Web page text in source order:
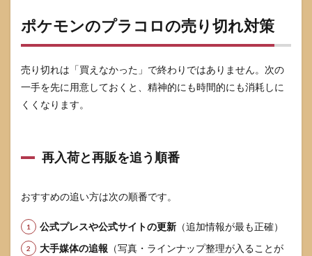
ポケモンのプラコロの売り切れ対策
売り切れは「買えなかった」で終わりではありません。次の
一手を先に用意しておくと、精神的にも時間的にも消耗しに
くくなります。
再入荷と再販を追う順番
おすすめの追い方は次の順番です。
公式プレスや公式サイトの更新 （追加情報が最も正確）
大手媒体の追報 （写真・ラインナップ整理が入ることが